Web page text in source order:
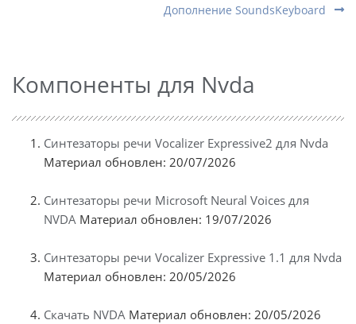
Дополнение SoundsKeyboard
Компоненты для Nvda
Синтезаторы речи Vocalizer Expressive2 для Nvda
Материал обновлен: 20/07/2026
Синтезаторы речи Microsoft Neural Voices для
NVDA Материал обновлен: 19/07/2026
Синтезаторы речи Vocalizer Expressive 1.1 для Nvda
Материал обновлен: 20/05/2026
Скачать NVDA Материал обновлен: 20/05/2026